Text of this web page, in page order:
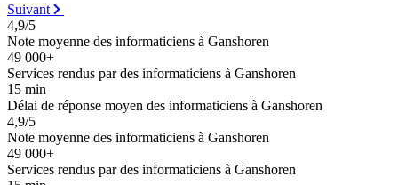
Suivant
4,9/5
Note moyenne des informaticiens à Ganshoren
49 000+
Services rendus par des informaticiens à Ganshoren
15 min
Délai de réponse moyen des informaticiens à Ganshoren
4,9/5
Note moyenne des informaticiens à Ganshoren
49 000+
Services rendus par des informaticiens à Ganshoren